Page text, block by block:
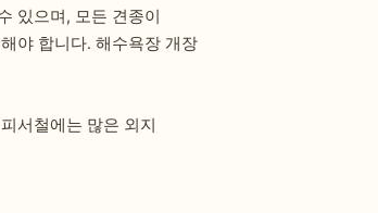
있으며, 모든 견종이
야 합니다. 해수욕장 개장
서철에는 많은 외지